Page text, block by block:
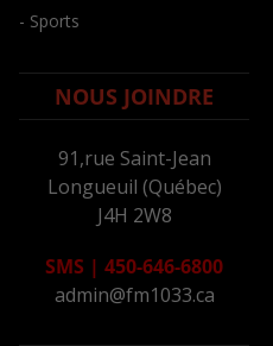
- Sports
NOUS JOINDRE
91,rue Saint-Jean
Longueuil (Québec)
J4H 2W8
SMS | 450-646-6800
admin@fm1033.ca